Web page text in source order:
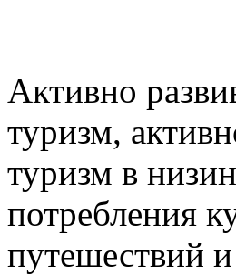
Активно
туризм,
туризм в
потребления
путешествий